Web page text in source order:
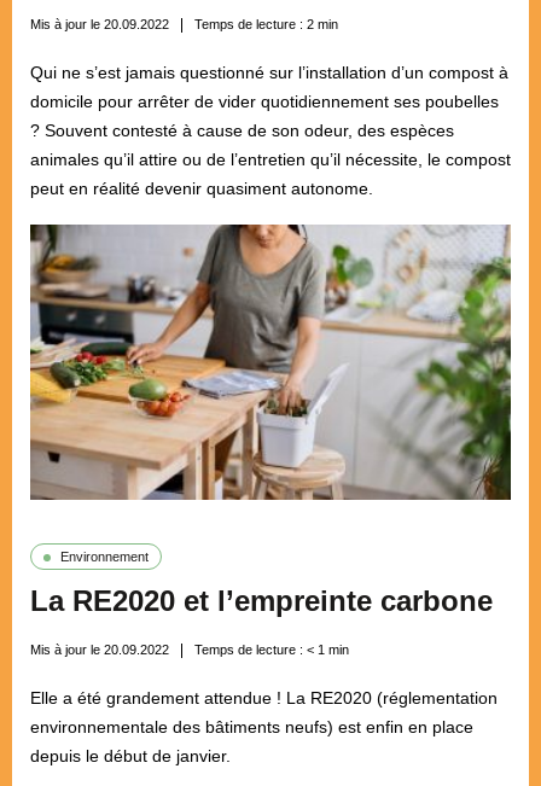
Mis à jour le 20.09.2022 Temps de lecture : 2 min
Qui ne s’est jamais questionné sur l’installation d’un compost à
domicile pour arrêter de vider quotidiennement ses poubelles
? Souvent contesté à cause de son odeur, des espèces
animales qu’il attire ou de l’entretien qu’il nécessite, le compost
peut en réalité devenir quasiment autonome.
Environnement
La RE2020 et l’empreinte carbone
Mis à jour le 20.09.2022 Temps de lecture : < 1 min
Elle a été grandement attendue ! La RE2020 (réglementation
environnementale des bâtiments neufs) est enfin en place
depuis le début de janvier.